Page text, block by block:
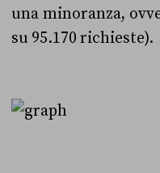
una minoranza,
su 95.170 richieste).